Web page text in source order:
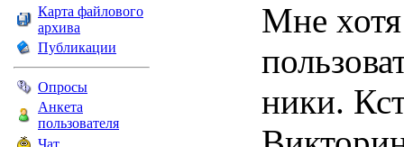
Карта файлового
архива
Публикации
Опросы
Анкета
пользователя
Чат
Мне
ники.